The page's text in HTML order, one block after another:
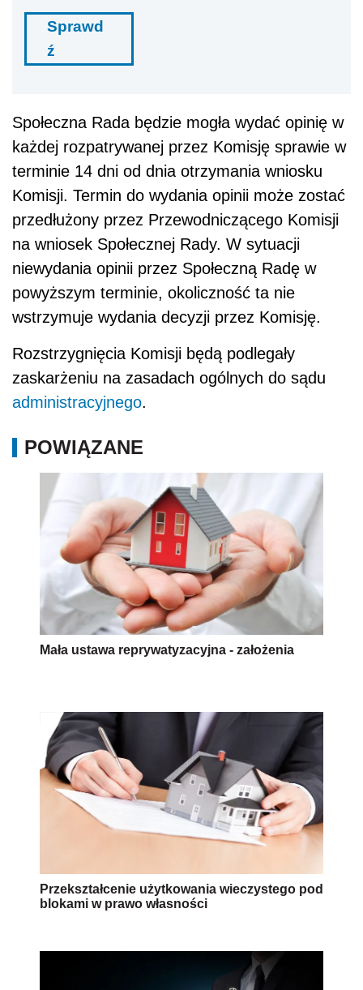
Sprawd
ź
Społeczna Rada będzie mogła wydać opinię w
każdej rozpatrywanej przez Komisję sprawie w
terminie 14 dni od dnia otrzymania wniosku
Komisji. Termin do wydania opinii może zostać
przedłużony przez Przewodniczącego Komisji
na wniosek Społecznej Rady. W sytuacji
niewydania opinii przez Społeczną Radę w
powyższym terminie, okoliczność ta nie
wstrzymuje wydania decyzji przez Komisję.
Rozstrzygnięcia Komisji będą podlegały
zaskarżeniu na zasadach ogólnych do sądu
administracyjnego.
POWIĄZANE
Mała ustawa reprywatyzacyjna - założenia
Przekształcenie użytkowania wieczystego pod
blokami w prawo własności